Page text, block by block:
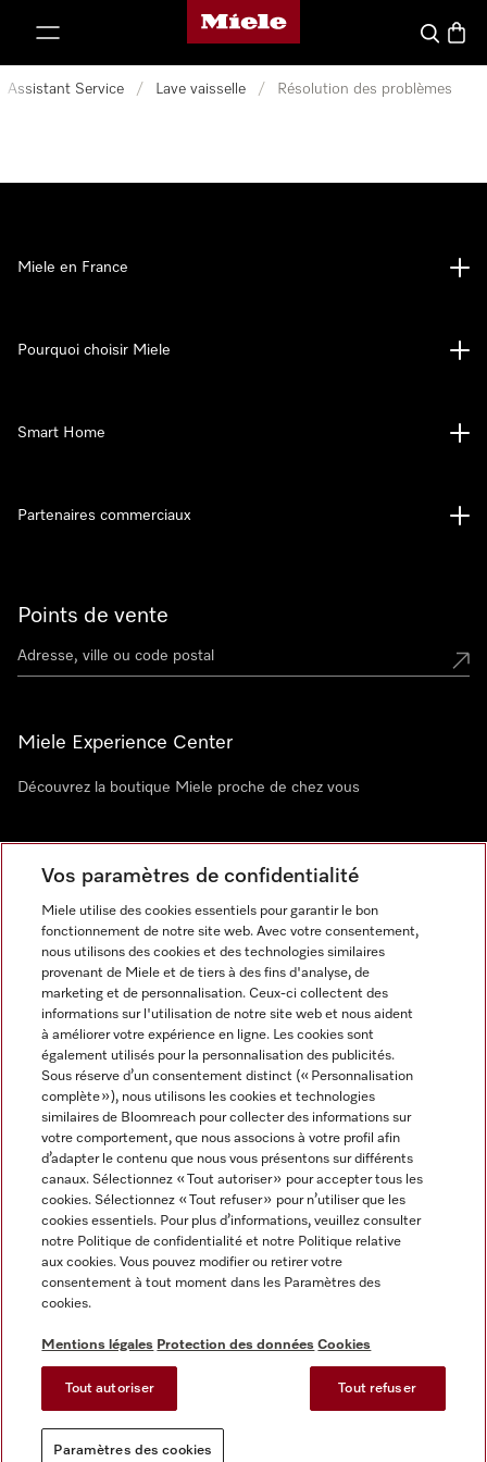
Page d'accueil Miele
Search
Assistant Service / Lave vaisselle / Résolution des problèmes
Points de vente
Miele Experience Center
Découvrez la boutique Miele proche de chez vous
Newsletter
Miele en France
Pourquoi choisir Miele
Smart Home
Partenaires commerciaux
Mentions légales
CGV
Protection des données
Conditions d'utilisation
Reglement sur les services numeriques
Paramètres des cookies
Miele sur Instagram
Miele sur Facebook
Miele sur Youtube
Vos paramètres de confidentialité
Miele utilise des cookies essentiels pour garantir le bon
fonctionnement de notre site web. Avec votre consentement,
nous utilisons des cookies et des technologies similaires
provenant de Miele et de tiers à des fins d'analyse, de
marketing et de personnalisation. Ceux-ci collectent des
informations sur l'utilisation de notre site web et nous aident
à améliorer votre expérience en ligne. Les cookies sont
également utilisés pour la personnalisation des publicités.
Sous réserve d’un consentement distinct (« Personnalisation
complète »), nous utilisons les cookies et technologies
similaires de Bloomreach pour collecter des informations sur
votre comportement, que nous associons à votre profil afin
d’adapter le contenu que nous vous présentons sur différents
canaux. Sélectionnez « Tout autoriser » pour accepter tous les
cookies. Sélectionnez « Tout refuser » pour n’utiliser que les
cookies essentiels. Pour plus d’informations, veuillez consulter
notre Politique de confidentialité et notre Politique relative
aux cookies. Vous pouvez modifier ou retirer votre
consentement à tout moment dans les Paramètres des
cookies.
Mentions légales Protection des données Cookies
Tout autoriser Tout refuser
Paramètres des cookies